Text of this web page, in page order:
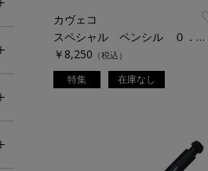
カヴェコ
スペシャル ペンシル ０．５ｍｍ
￥8,250 （税込）
特集 在庫なし